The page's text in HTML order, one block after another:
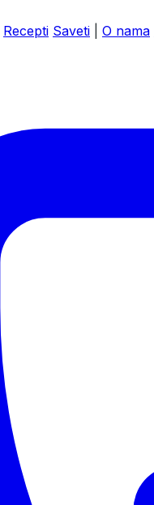
Recepti Saveti O nama